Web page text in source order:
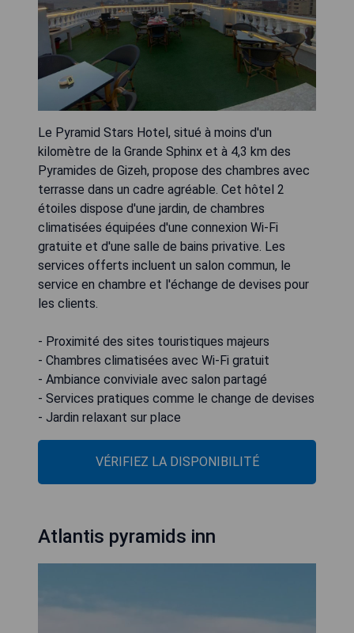
Le Pyramid Stars Hotel, situé à moins d'un
kilomètre de la Grande Sphinx et à 4,3 km des
Pyramides de Gizeh, propose des chambres avec
terrasse dans un cadre agréable. Cet hôtel 2
étoiles dispose d'une jardin, de chambres
climatisées équipées d'une connexion Wi-Fi
gratuite et d'une salle de bains privative. Les
services offerts incluent un salon commun, le
service en chambre et l'échange de devises pour
les clients.
- Proximité des sites touristiques majeurs
- Chambres climatisées avec Wi-Fi gratuit
- Ambiance conviviale avec salon partagé
- Services pratiques comme le change de devises
- Jardin relaxant sur place
VÉRIFIEZ LA DISPONIBILITÉ
Atlantis pyramids inn